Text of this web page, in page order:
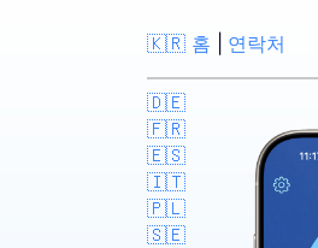
🇰🇷 홈 연락처
🇩🇪
🇫🇷
🇪🇸
🇮🇹
🇵🇱
🇸🇪